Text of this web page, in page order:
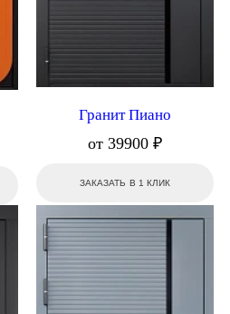
Гранит Пиано
от 39900 ₽
ЗАКАЗАТЬ В 1 КЛИК